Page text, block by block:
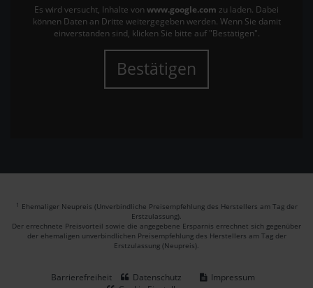
Es wird versucht, Inhalte von www.google.com zu laden. Dabei
können Daten an Dritte weitergegeben werden. Wenn Sie damit
einverstanden sind, klicken Sie bitte auf "Bestätigen".
Bestätigen
1 Ehemaliger Neupreis (Unverbindliche Preisempfehlung des Herstellers am Tag der
Erstzulassung).
Der errechnete Preisvorteil sowie die angegebene Ersparnis errechnet sich gegenüber
der ehemaligen unverbindlichen Preisempfehlung des Herstellers am Tag der
Erstzulassung (Neupreis).
Barrierefreiheit Datenschutz
Impressum